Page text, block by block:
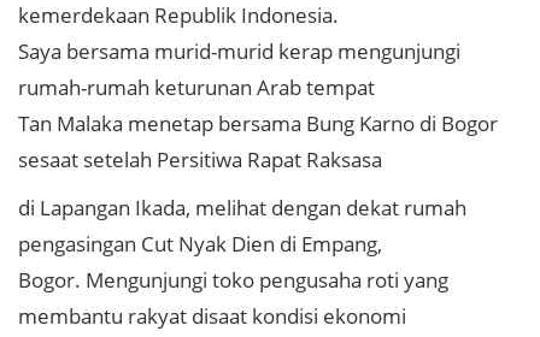
kemerdekaan Republik Indonesia.
Saya bersama murid-murid kerap mengunjungi
rumah-rumah keturunan Arab tempat
Tan Malaka menetap bersama Bung Karno di Bogor
sesaat setelah Persitiwa Rapat Raksasa
di Lapangan Ikada, melihat dengan dekat rumah
pengasingan Cut Nyak Dien di Empang,
Bogor. Mengunjungi toko pengusaha roti yang
membantu rakyat disaat kondisi ekonomi